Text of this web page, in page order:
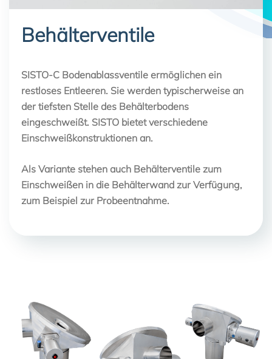
Behälterventile
SISTO-C Bodenablassventile ermöglichen ein
restloses Entleeren. Sie werden typischerweise an
der tiefsten Stelle des Behälterbodens
eingeschweißt. SISTO bietet verschiedene
Einschweißkonstruktionen an.
Als Variante stehen auch Behälterventile zum
Einschweißen in die Behälterwand zur Verfügung,
zum Beispiel zur Probeentnahme.